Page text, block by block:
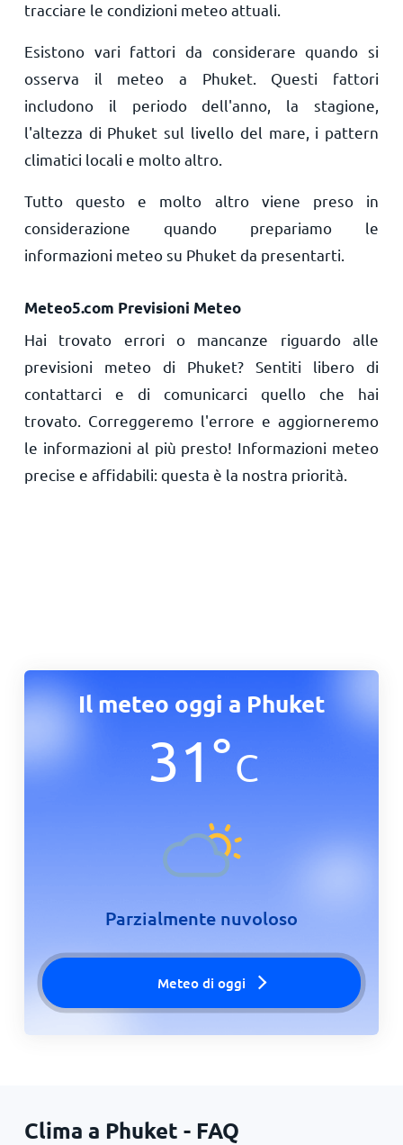
tracciare le condizioni meteo attuali.
Esistono vari fattori da considerare quando si
osserva il meteo a Phuket. Questi fattori
includono il periodo dell'anno, la stagione,
l'altezza di Phuket sul livello del mare, i pattern
climatici locali e molto altro.
Tutto questo e molto altro viene preso in
considerazione quando prepariamo le
informazioni meteo su Phuket da presentarti.
Meteo5.com Previsioni Meteo
Hai trovato errori o mancanze riguardo alle
previsioni meteo di Phuket? Sentiti libero di
contattarci e di comunicarci quello che hai
trovato. Correggeremo l'errore e aggiorneremo
le informazioni al più presto! Informazioni meteo
precise e affidabili: questa è la nostra priorità.
Il meteo oggi a Phuket
31°C
Parzialmente nuvoloso
Meteo di oggi
Clima a Phuket - FAQ